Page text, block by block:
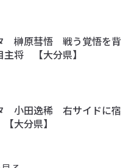
榊原彗悟 戦う覚悟を背
主将 【大分県】
小田逸稀 右サイドに宿
大分県】